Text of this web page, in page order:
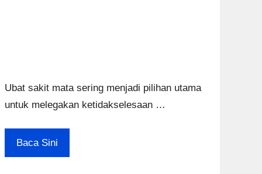
Ubat sakit mata sering menjadi pilihan utama
untuk melegakan ketidakselesaan …
Baca Sini